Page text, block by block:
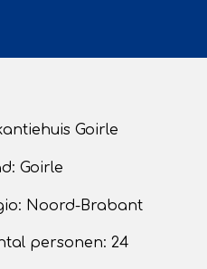
Goirle
Goirle
Noord-Brabant
personen: 24